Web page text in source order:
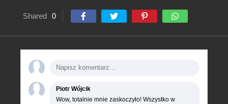
Shared 0
Piotr Wójcik
Wow, totalnie mnie zaskoczyło! Wszystko w